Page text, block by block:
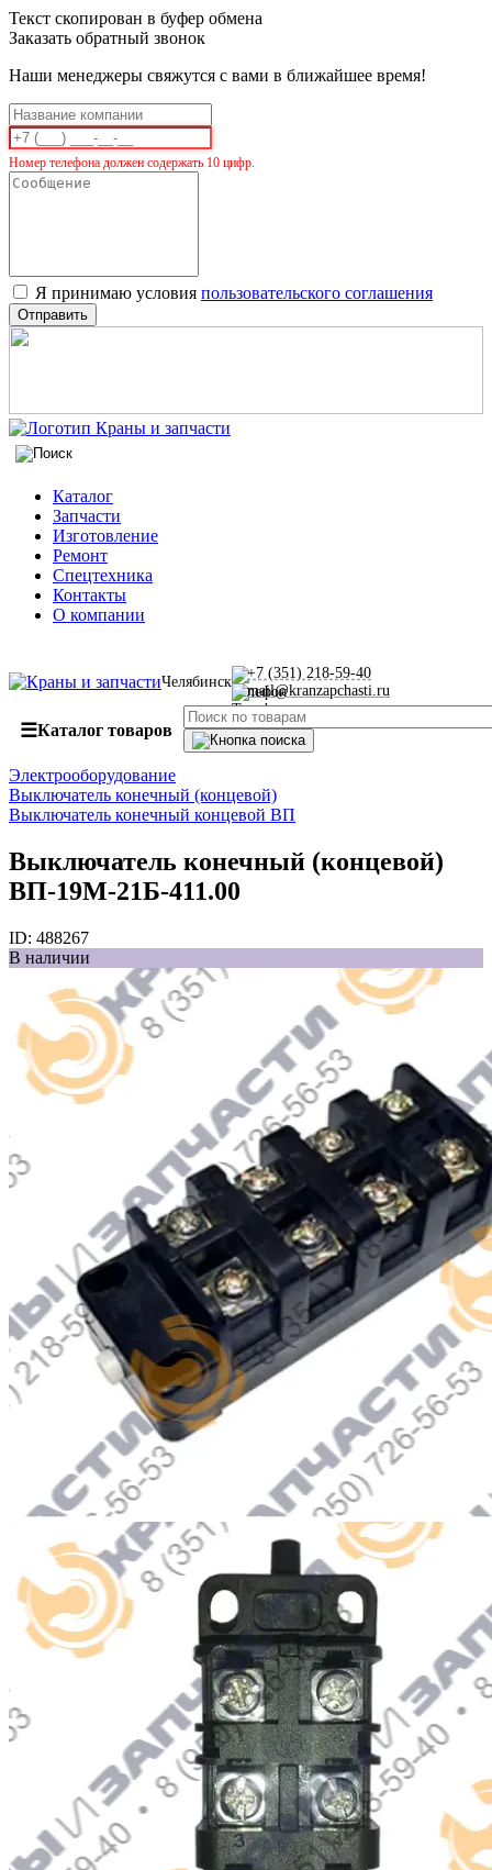
Текст скопирован в буфер обмена
Заказать обратный звонок
Наши менеджеры свяжутся с вами в ближайшее время!
Номер телефона должен содержать 10 цифр.
Я принимаю условия пользовательского соглашения
Отправить
Каталог
Запчасти
Изготовление
Ремонт
Спецтехника
Контакты
О компании
Челябинск
+7 (351) 218-59-40
mail@kranzapchasti.ru
☰Каталог товаров
Электрооборудование
Выключатель конечный (концевой)
Выключатель конечный концевой ВП
Выключатель конечный (концевой)
ВП-19М-21Б-411.00
ID: 488267
В наличии